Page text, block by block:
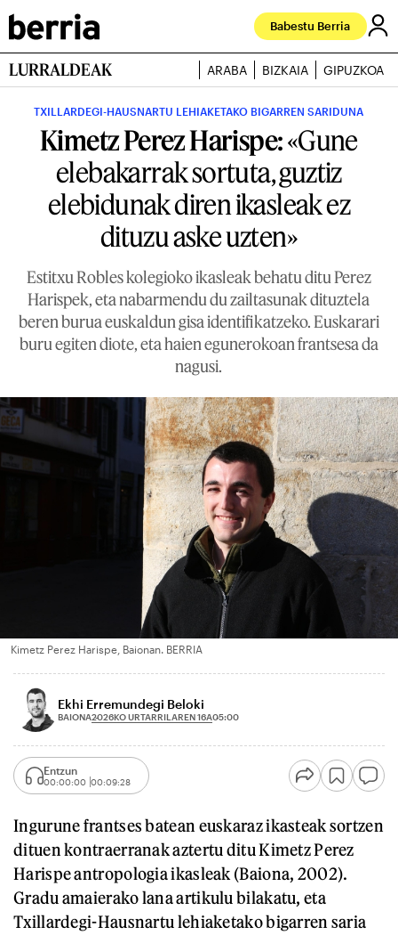
Babestu Berria
LURRALDEAK ARABA BIZKAIA GIPUZKOA
TXILLARDEGI-HAUSNARTU LEHIAKETAKO BIGARREN SARIDUNA
Kimetz Perez Harispe:«Gune
elebakarrak sortuta, guztiz
elebidunak diren ikasleak ez
dituzu aske uzten»
Estitxu Robles kolegioko ikasleak behatu ditu Perez
Harispek, eta nabarmendu du zailtasunak dituztela
beren burua euskaldun gisa identifikatzeko. Euskarari
buru egiten diote, eta haien egunerokoan frantsesa da
nagusi.
Kimetz Perez Harispe, Baionan. BERRIA
Ekhi Erremundegi Beloki
BAIONA2026KO URTARRILAREN 16A05:00
Entzun
00:00:00 00:09:28
Ingurune frantses batean euskaraz ikasteak sortzen
dituen kontraerranak aztertu ditu Kimetz Perez
Harispe antropologia ikasleak (Baiona, 2002).
Gradu amaierako lana artikulu bilakatu, eta
Txillardegi-Hausnartu lehiaketako bigarren saria